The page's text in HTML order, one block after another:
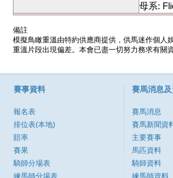
母系:
備註
模擬鳥瞰重溫由特約供應商提供，供馬迷作個人
重溫片段出現偏差。本會已盡一切努力務求有關
賽事資料
報名表
排位表(本地)
賠率
賽果
騎師分場表
練馬師分場表
賽馬消息
賽馬消息
賽馬新聞資
主要賽事
馬匹資料
騎師資料
練馬師資料